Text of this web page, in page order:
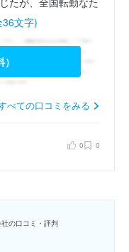
文字)
べての口コミをみる
0 0
の口コミ・評判